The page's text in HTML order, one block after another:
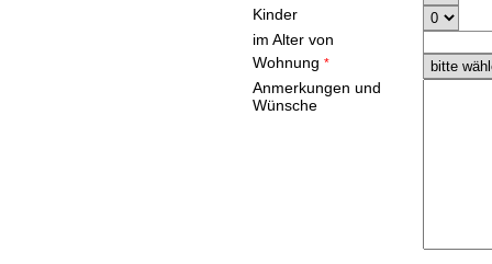
Kinder
im Alter von
Wohnung *
Anmerkungen und
Wünsche